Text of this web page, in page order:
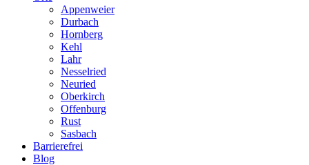
Appenweier
Durbach
Hornberg
Kehl
Lahr
Nesselried
Neuried
Oberkirch
Offenburg
Rust
Sasbach
Barrierefrei
Blog